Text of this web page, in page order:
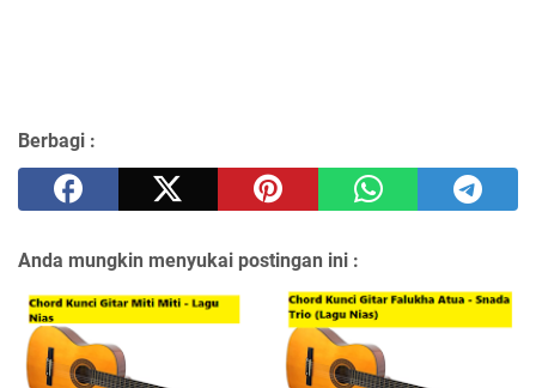
Berbagi :
Anda mungkin menyukai postingan ini :